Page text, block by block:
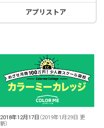
アプリストア
2018年12月17日 （2019年1月29日 更
新）